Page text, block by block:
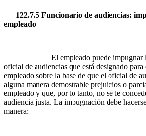
122.7.5 Funcionario de audiencias:
empleado
El empleado puede impugnar la
oficial de audiencias que está designado para
empleado sobre la base de que el oficial de
alguna manera demostrable prejuicios o
empleado y que, por lo tanto, no se le
audiencia justa. La impugnación debe
manera: